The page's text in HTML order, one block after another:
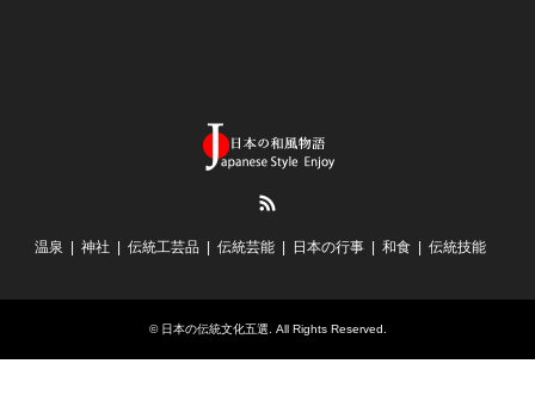
温泉 神社 伝統工芸品 伝統芸能 日本の行事 和食 伝統技能
© 日本の伝統文化五選. All Rights Reserved.